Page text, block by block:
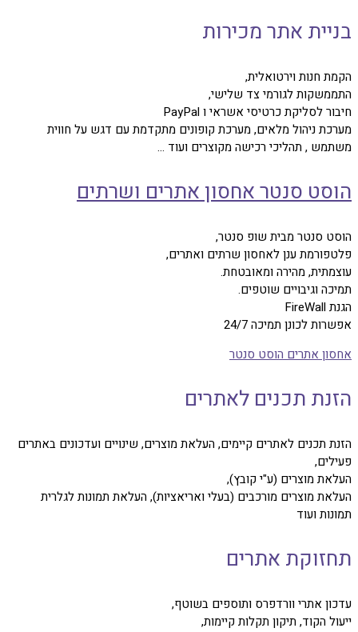
בניית אתר מכירות
הקמת חנות וירטואלית,
התממשקות לגורמי צד שלישי,
חיבור לסליקת כרטיסי אשראי ו PayPal
מערכת ניהול מלאים, מערכת קופונים מתקדמת עם דגש על חווית
משתמש , תהליכי רכישה מקוצרים ועוד ...
הוסט סנטר אחסון אתרים ושרתים
הוסט סנטר מבית שופ סנטר,
פלטפורמת ענן לאחסון שרתים ואתרים,
עוצמתית, מהירה ומאובטחת.
תמיכה וגיבויים שוטפים.
הגנת FireWall
אפשרות לכונן תמיכה 24/7
אחסון אתרים הוסט סנטר
הזנת תכנים לאתרים
הזנת תכנים לאתרים קיימים, העלאת מוצרים, שינויים ועדכונים באתרים
פעילים,
העלאת מוצרים (ע"י קובץ),
העלאת מוצרים מורכבים (בעלי ואריאציות), העלאת תמונות לגלרית
תמונות ועוד
תחזוקת אתרים
עדכון אתרי וורדפרס ותוספים בשוטף,
ייעול הקוד, תיקון תקלות קיימות,